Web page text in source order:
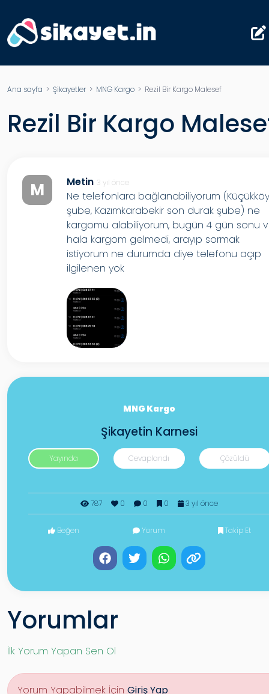
Ana sayfa > Şikayetler> MNG Kargo > Rezil Bir Kargo Malesef
Rezil Bir Kargo
M Metin 3 yıl önce
Ne telefonlara bağlanabiliyorum
şube, Kazımkarabekir son durak şube) ne
kargomu alabiliyorum, bugün 4 gün sonu
hala kargom gelmedi, arayıp sormak
istiyorum ne durumda diye telefonu açıp
ilgilenen yok
MNG Kargo
Şikayetin Karnesi
Yayında Cevaplandı Çözüldü
787 0 0 0 3 yıl önce
Beğen Yorum Takip Et
Yorumlar
İlk Yorum Yapan Sen Ol
Yorum Yapabilmek İçin Giriş Yap